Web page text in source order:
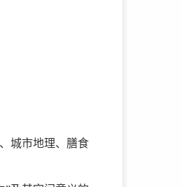
城市地理、膳食